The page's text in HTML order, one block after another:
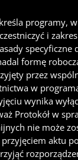
programy,
i
specyficzne
formę
przez
w
wynika
Protokół w
nie może
aktu